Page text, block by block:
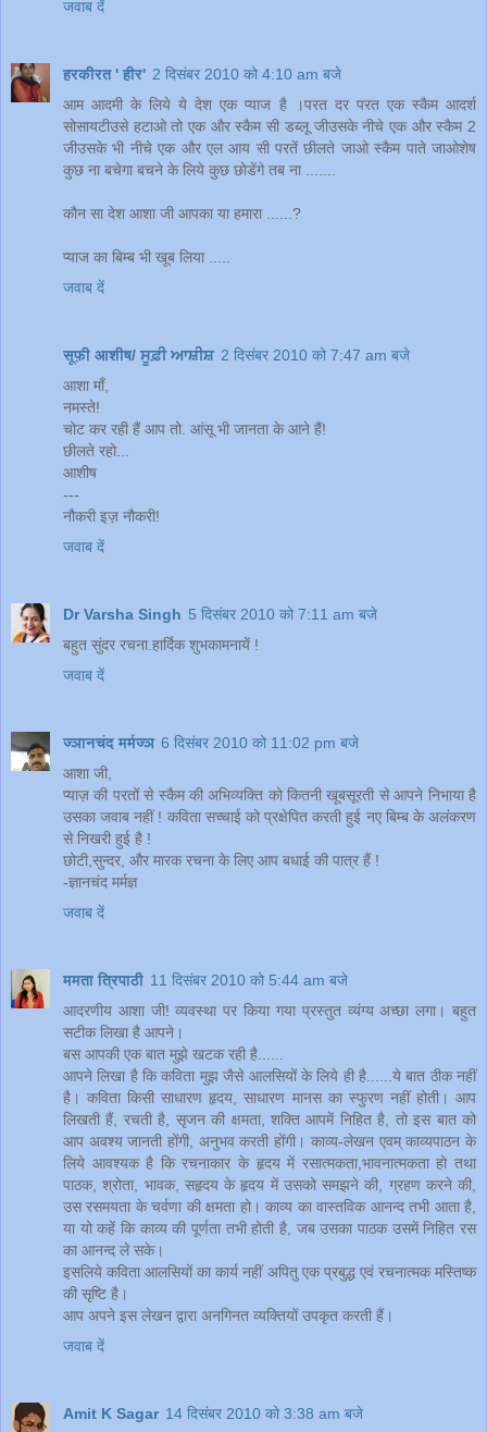
जवाब दें
हरकीरत ' हीर' 2 दिसंबर 2010 को 4:10 am बजे
आम आदमी के लिये ये देश एक प्याज है ।परत दर परत एक स्कैम आदर्श
सोसायटीउसे हटाओ तो एक और स्कैम सी डब्लू जीउसके नीचे एक और स्कैम 2
जीउसके भी नीचे एक और एल आय सी परतें छीलते जाओ स्कैम पाते जाओशेष
कुछ ना बचेगा बचने के लिये कुछ छोडेंगे तब ना .......
कौन सा देश आशा जी आपका या हमारा ......?
प्याज का बिम्ब भी खूब लिया .....
जवाब दें
सूफ़ी आशीष/ ਸੂਫ਼ੀ ਆਸ਼ੀਸ਼ 2 दिसंबर 2010 को 7:47 am बजे
आशा माँ,
नमस्ते!
चोट कर रही हैं आप तो. आंसू भी जानता के आने हैं!
छीलते रहो...
आशीष
---
नौकरी इज़ नौकरी!
जवाब दें
Dr Varsha Singh 5 दिसंबर 2010 को 7:11 am बजे
बहुत सुंदर रचना.हार्दिक शुभकामनायें !
जवाब दें
ज्ञानचंद मर्मज्ञ 6 दिसंबर 2010 को 11:02 pm बजे
आशा जी,
प्याज़ की परतों से स्कैम की अभिव्यक्ति को कितनी खूबसूरती से आपने निभाया है
उसका जवाब नहीं ! कविता सच्चाई को प्रक्षेपित करती हुई नए बिम्ब के अलंकरण
से निखरी हुई है !
छोटी,सुन्दर, और मारक रचना के लिए आप बधाई की पात्र हैं !
-ज्ञानचंद मर्मज्ञ
जवाब दें
ममता त्रिपाठी 11 दिसंबर 2010 को 5:44 am बजे
आदरणीय आशा जी! व्यवस्था पर किया गया प्रस्तुत व्यंग्य अच्छा लगा। बहुत
सटीक लिखा है आपने।
बस आपकी एक बात मुझे खटक रही है......
आपने लिखा है कि कविता मुझ जैसे आलसियों के लिये ही है......ये बात ठीक नहीं
है। कविता किसी साधारण हृदय, साधारण मानस का स्फुरण नहीं होती। आप
लिखती हैं, रचती है, सृजन की क्षमता, शक्ति आपमें निहित है, तो इस बात को
आप अवश्य जानती होंगी, अनुभव करती होंगी। काव्य-लेखन एवम् काव्यपाठन के
लिये आवश्यक है कि रचनाकार के हृदय में रसात्मकता,भावनात्मकता हो तथा
पाठक, श्रोता, भावक, सहृदय के हृदय में उसको समझने की, ग्रहण करने की,
उस रसमयता के चर्वणा की क्षमता हो। काव्य का वास्तविक आनन्द तभी आता है,
या यो कहें कि काव्य की पूर्णता तभी होती है, जब उसका पाठक उसमें निहित रस
का आनन्द ले सके।
इसलिये कविता आलसियों का कार्य नहीं अपितु एक प्रबुद्ध एवं रचनात्मक मस्तिष्क
की सृष्टि है।
आप अपने इस लेखन द्वारा अनगिनत व्यक्तियों उपकृत करती हैं।
जवाब दें
Amit K Sagar 14 दिसंबर 2010 को 3:38 am बजे